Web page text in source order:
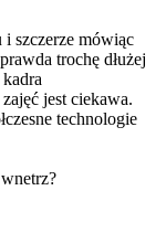
i szczerze mówiąc
trochę dłużej
jest ciekawa.
technologie